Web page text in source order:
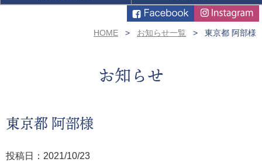
HOME お知らせ一覧 東京都 阿部様
お知らせ
東京都 阿部様
投稿日：2021/10/23